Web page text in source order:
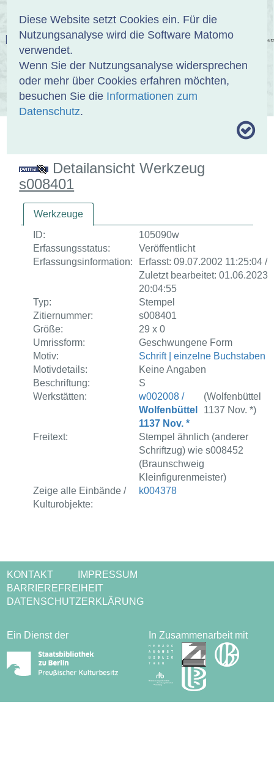
Diese Website setzt Cookies ein. Für die
Nutzungsanalyse wird die Software Matomo
verwendet.
Wenn Sie der Nutzungsanalyse widersprechen
oder mehr über Cookies erfahren möchten,
besuchen Sie die Informationen zum
Datenschutz.
EINBANDDATENBANK
ÜBER UNS SAMMLUNGEN SUCHE
Detailansicht Werkzeug
s008401
Werkzeuge
ID:
105090w
Erfassungsstatus:
Veröffentlicht
Erfassungsinformation:
Erfasst: 09.07.2002 11:25:04 /
Zuletzt bearbeitet: 01.06.2023
20:04:55
Typ:
Stempel
Zitiernummer:
s008401
Größe:
29 x 0
Umrissform:
Geschwungene Form
Motiv:
Schrift | einzelne Buchstaben
Motivdetails:
Keine Angaben
Beschriftung:
S
Werkstätten:
w002008 /
Wolfenbüttel
1137 Nov. *
(Wolfenbüttel
1137 Nov. *)
Freitext:
Stempel ähnlich (anderer
Schriftzug) wie s008452
(Braunschweig
Kleinfigurenmeister)
Zeige alle Einbände /
Kulturobjekte:
k004378
KONTAKT
IMPRESSUM
BARRIEREFREIHEIT
DATENSCHUTZERKLÄRUNG
Ein Dienst der In Zusammenarbeit mit